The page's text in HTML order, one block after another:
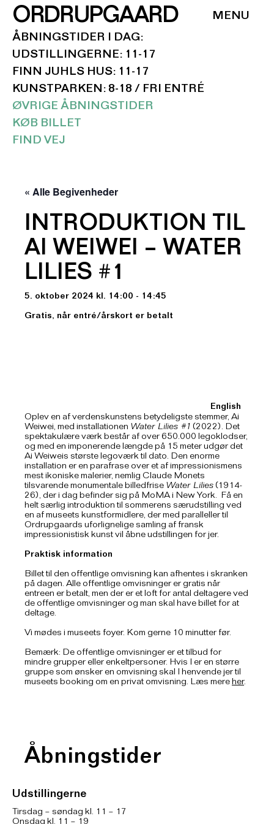
ORDRUPGAARD
ÅBNINGSTIDER I DAG:
UDSTILLINGERNE: 11-17
FINN JUHLS HUS: 11-17
KUNSTPARKEN: 8-18 / FRI ENTRÉ
ØVRIGE ÅBNINGSTIDER
KØB BILLET
FIND VEJ
English
« Alle Begivenheder
INTRODUKTION TIL
AI WEIWEI – WATER
LILIES #1
5. oktober 2024 kl. 14:00 - 14:45
Gratis, når entré/årskort er betalt
Oplev en af verdenskunstens betydeligste stemmer, Ai
Weiwei, med installationen Water Lilies #1 (2022). Det
spektakulære værk består af over 650.000 legoklodser,
og med en imponerende længde på 15 meter udgør det
Ai Weiweis største legoværk til dato. Den enorme
installation er en parafrase over et af impressionismens
mest ikoniske malerier, nemlig Claude Monets
tilsvarende monumentale billedfrise Water Lilies(1914-
26), der i dag befinder sig på MoMA i New York. Få en
helt særlig introduktion til sommerens særudstilling ved
en af museets kunstformidlere, der med paralleller til
Ordrupgaards uforlignelige samling af fransk
impressionistisk kunst vil åbne udstillingen for jer.
Praktisk information
Billet til den offentlige omvisning kan afhentes i skranken
på dagen. Alle offentlige omvisninger er gratis når
entreen er betalt, men der er et loft for antal deltagere ved
de offentlige omvisninger og man skal have billet for at
deltage.
Vi mødes i museets foyer. Kom gerne 10 minutter før.
Bemærk: De offentlige omvisninger er et tilbud for
mindre grupper eller enkeltpersoner. Hvis I er en større
gruppe som ønsker en omvisning skal I henvende jer til
museets booking om en privat omvisning. Læs mereher.
Åbningstider
Udstillingerne
Tirsdag – søndag kl. 11 – 17
Onsdag kl. 11 – 19